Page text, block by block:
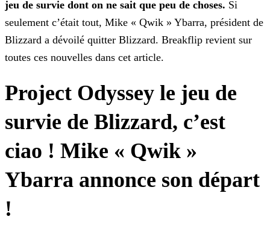
jeu de survie dont on ne sait que peu de choses. Si
seulement c’était tout, Mike « Qwik » Ybarra, président de
Blizzard a dévoilé quitter Blizzard. Breakflip revient sur
toutes ces nouvelles dans cet article.
Project Odyssey le jeu de
survie de Blizzard, c’est
ciao ! Mike « Qwik »
Ybarra annonce son départ
!